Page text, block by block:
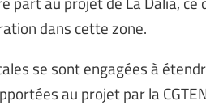
dans cette zone.
se sont engagées à
au projet par la